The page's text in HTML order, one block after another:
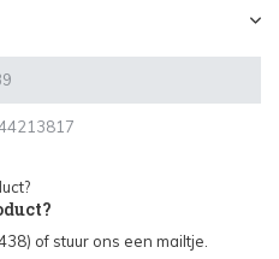
of stuur ons een mailtje.